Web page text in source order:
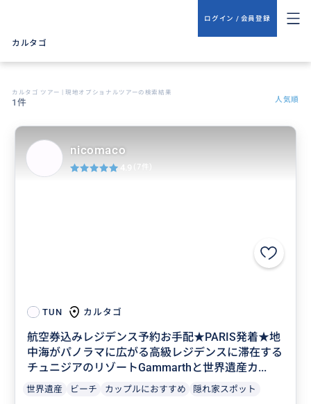
ログイン / 会員登録
カルタゴ
カルタゴ ツアー | 現地オプショナルツアーの検索結果
1件 人気順
TUN カルタゴ
航空券込みレジデンス予約お手配★PARIS発着★地
中海がパノラマに広がる高級レジデンスに滞在する
チュニジアのリゾートGammarthと世界遺産カ...
世界遺産 ビーチ カップルにおすすめ 隠れ家スポット
nicomaco
4.9 (7件)